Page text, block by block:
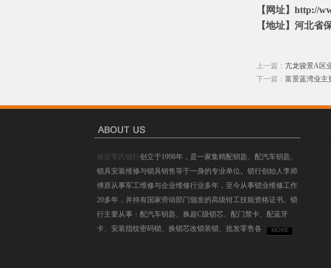
【网址】http://
【地址】河北省
上一篇： 亢龙骏景A区
下一篇： 富景蓝湾业主
保定李氏锁行创立于1998年，是一家集精配钥匙、配汽车钥匙、
锁具安装维修与锁具销售等于一身的专业单位。锁行创始人李师
傅原从事军工维修与企业维修行业多年，至今从事锁业维修工作
20多年，并持有国家劳动部门颁发的高级钳工技能资格证书。锁
行主要从事：配汽车钥匙、换超C级锁芯、配门禁卡、配蓝牙
卡、安装指纹密码锁、换锁芯改锁装锁、批发零售各
MORE